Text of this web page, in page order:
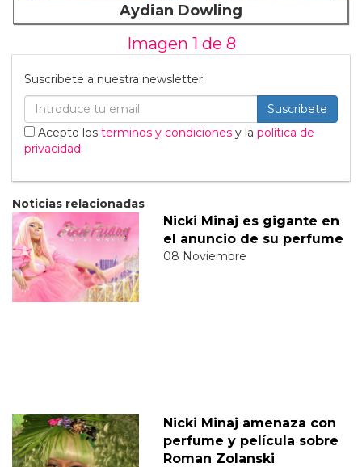
Aydian Dowling
Imagen 1 de 8
Suscribete a nuestra newsletter:
Suscribete
Acepto los terminos y condiciones y la política de
privacidad.
Noticias relacionadas
Nicki Minaj es gigante en
el anuncio de su perfume
08 Noviembre
Nicki Minaj amenaza con
perfume y película sobre
Roman Zolanski